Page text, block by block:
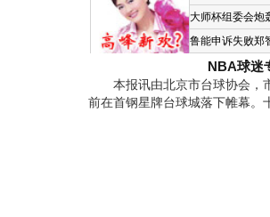
大师杯组委会炮
鲁能申诉失败郑
NBA球迷
本报讯由北京市台球协会，市
前在首钢星牌台球城落下帷幕。